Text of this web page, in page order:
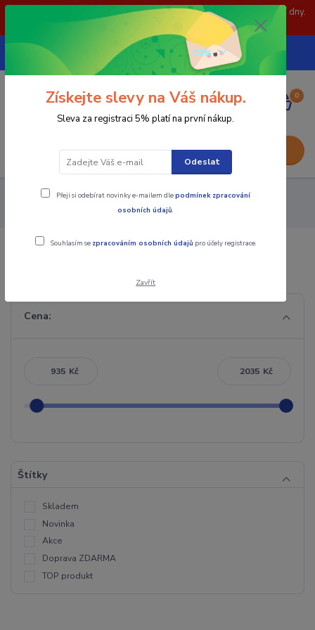
POZOR: 31.7 , 3.8 a 5.8- zavřeno. objednávky odešleme následující dny.
Děkujeme za pochopení.
CZK
739252246
(Po-Pá, 8-15 hod.)
0
0,00 Kč
Nástroje - Kovoobrábění Soustružnické nože
Závitové
Cena:
Kč Kč
Štítky
Skladem
Novinka
Akce
Doprava ZDARMA
TOP produkt
Získejte slevy na Váš nákup.
Sleva za registraci 5% platí na první nákup.
Odeslat
Přeji si odebírat novinky e-mailem dlepodmínek zpracování
osobních údajů.
Souhlasím se zpracováním osobních údajů pro účely registrace.
Zavřít